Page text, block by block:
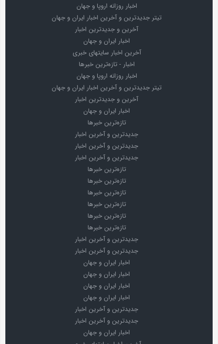
اخبار روزانه اروپا و جهان
تیتر جدیدترین و آخرین اخبار ایران و جهان
آخرین و جدیدترین اخبار
اخبار ایران و جهان
آخرین اخبار سایتهای خبری
اخبار - تازه‌ترین خبرها
اخبار روزانه اروپا و جهان
تیتر جدیدترین و آخرین اخبار ایران و جهان
آخرین و جدیدترین اخبار
اخبار ایران و جهان
تازه‌ترین خبرها
جدیدترین و آخرین اخبار
جدیدترین و آخرین اخبار
جدیدترین و آخرین اخبار
تازه‌ترین خبرها
تازه‌ترین خبرها
تازه‌ترین خبرها
تازه‌ترین خبرها
تازه‌ترین خبرها
تازه‌ترین خبرها
جدیدترین و آخرین اخبار
جدیدترین و آخرین اخبار
اخبار ایران و جهان
اخبار ایران و جهان
اخبار ایران و جهان
اخبار ایران و جهان
جدیدترین و آخرین اخبار
جدیدترین و آخرین اخبار
اخبار ایران و جهان